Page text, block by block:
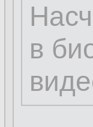
в